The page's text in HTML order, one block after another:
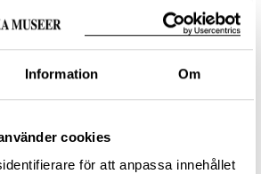
Information Om
cookies
för att anpassa innehållet
Huber, John-Björn. Historiska
SHM, (CC BY 4.0)
och dela verket för alla ändamål,
och licensgivare.